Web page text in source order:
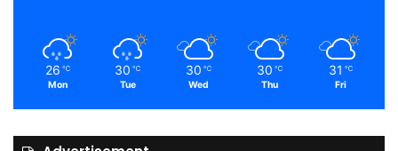
26 ℃
Mon
30 ℃
Tue
30 ℃
Wed
30 ℃
Thu
31 ℃
Fri